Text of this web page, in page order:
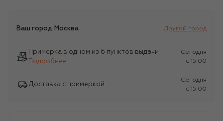
Ваш город Москва Другой город
Примерка в одном из 6 пунктов выдачи
Подробнее
Сегодня
c 15:00
Доставка с примеркой
Сегодня
c 15:00